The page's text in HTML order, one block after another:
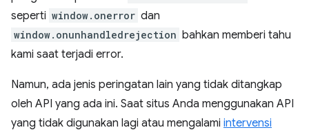
seperti window.onerror dan
window.onunhandledrejection bahkan memberi tahu
kami saat terjadi error.
Namun, ada jenis peringatan lain yang tidak ditangkap
oleh API yang ada ini. Saat situs Anda menggunakan API
yang tidak digunakan lagi atau mengalami intervensi